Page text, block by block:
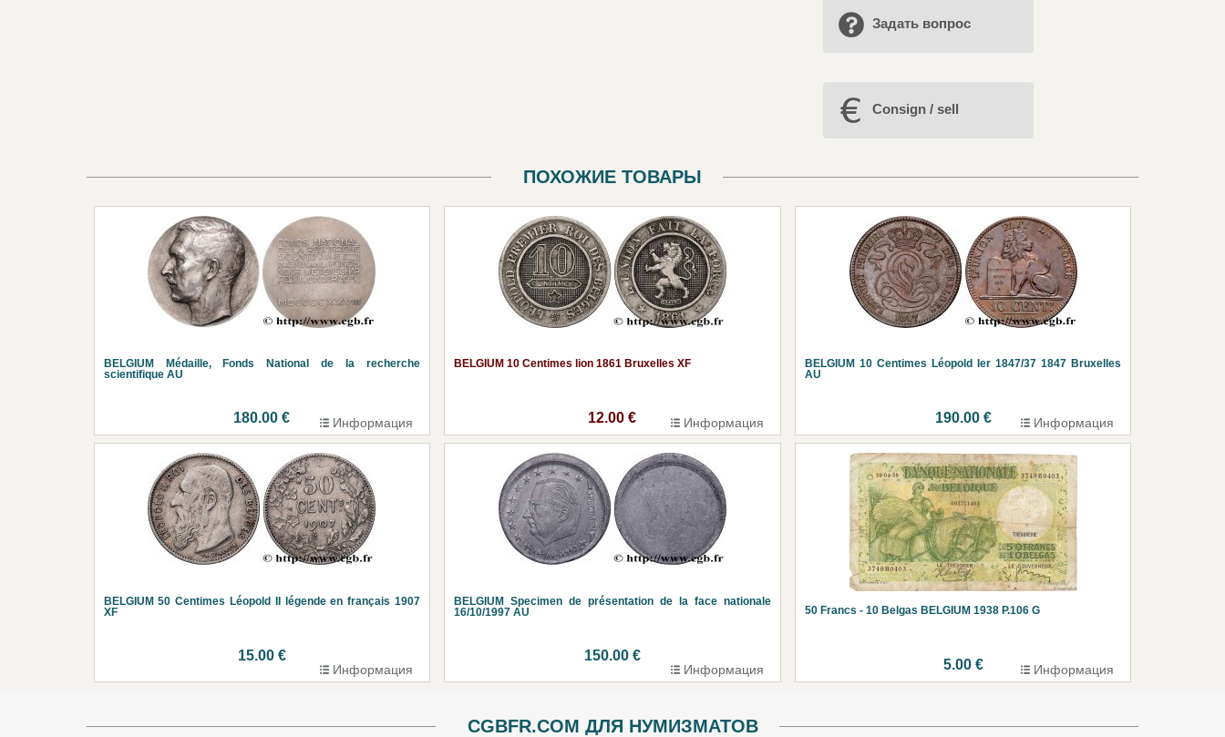
Задать вопрос
Consign / sell
ПОХОЖИЕ ТОВАРЫ
BELGIUM Médaille, Fonds National de la recherche
scientifique AU
180.00 € Информация
BELGIUM 10 Centimes lion 1861 Bruxelles XF
12.00 € Информация
BELGIUM 10 Centimes Léopold Ier 1847/37 1847 Bruxelles
AU
190.00 € Информация
BELGIUM 50 Centimes Léopold II légende en français 1907
XF
15.00 €
Информация
BELGIUM Specimen de présentation de la face nationale
16/10/1997 AU
150.00 €
Информация
50 Francs - 10 Belgas BELGIUM 1938 P.106 G
5.00 € Информация
CGBFR.COM ДЛЯ НУМИЗМАТОВ